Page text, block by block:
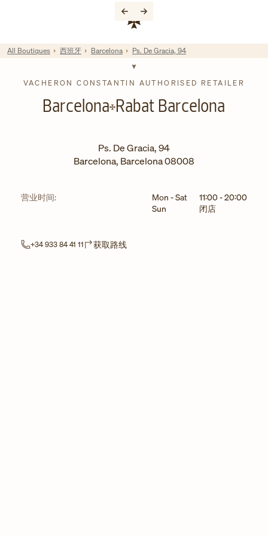
Return to Nav
VACHERON CONSTANTIN AUTHORISED RETAILER
Barcelona Rabat Barcelona
Ps. De Gracia, 94
Barcelona, Barcelona08008
营业时间: 星期 小时
Mon - Sat 11:00-20:00
Sun
闭店
+34 933 84 41 11 获取路线Link Opens in New Tab
All Boutiques 西班牙 Barcelona Ps. De Gracia, 94